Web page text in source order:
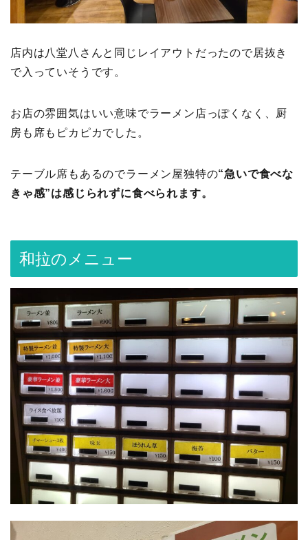
店内は八堂八さんと同じレイアウトだったので居抜き
で入っていそうです。
お店の雰囲気はいい意味でラーメン店っぽくなく、厨
房も席もピカピカでした。
テーブル席もあるのでラーメン屋独特の“急いで食べな
きゃ感”は感じられずに食べられます。
和拉のメニュー